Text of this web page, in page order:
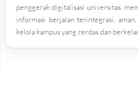
penggerak digitalisasi universitas,
informasi berjalan terintegrasi,
kelola kampus yang cerdas dan